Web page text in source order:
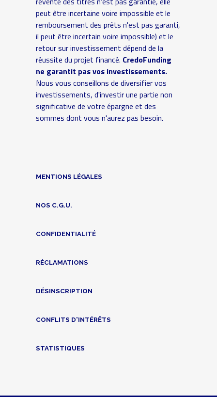
peut être incertaine voire impossible et le
remboursement des prêts n'est pas garanti,
il peut être incertain voire impossible) et le
retour sur investissement dépend de la
réussite du projet financé. CredoFunding
ne garantit pas vos investissements.
Nous vous conseillons de diversifier vos
investissements, d'investir une partie non
significative de votre épargne et des
sommes dont vous n'aurez pas besoin.
MENTIONS LÉGALES
NOS C.G.U.
CONFIDENTIALITÉ
RÉCLAMATIONS
DÉSINSCRIPTION
CONFLITS D'INTÉRÊTS
STATISTIQUES